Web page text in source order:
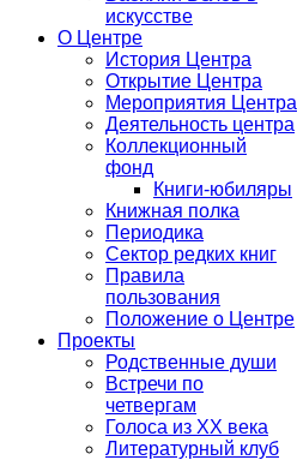
искусстве
О Центре
История Центра
Открытие Центра
Мероприятия Центра
Деятельность центра
Коллекционный
фонд
Книги-юбиляры
Книжная полка
Периодика
Сектор редких книг
Правила
пользования
Положение о Центре
Проекты
Родственные души
Встречи по
четвергам
Голоса из ХХ века
Литературный клуб